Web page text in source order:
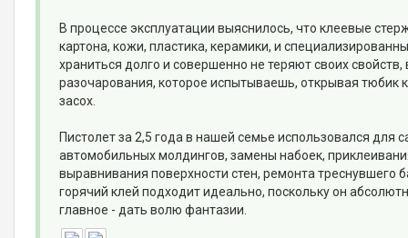
В процессе эксплуатации выяснилось, что клеевые
картона, кожи, пластика, керамики, и
храниться долго и совершенно не теряют своих
разочарования, которое испытываешь, открывая тюбик
засох.
Пистолет за 2,5 года в нашей семье использовался
автомобильных молдингов, замены набоек,
выравнивания поверхности стен, ремонта
горячий клей подходит идеально, поскольку он
главное - дать волю фантазии.